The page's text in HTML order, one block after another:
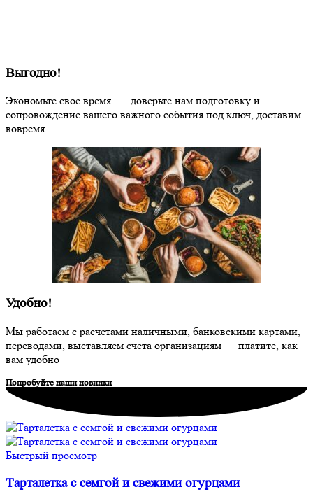
Выгодно!
Экономьте свое время — доверьте нам подготовку и
сопровождение вашего важного события под ключ, доставим
вовремя
Удобно!
Мы работаем с расчетами наличными, банковскими картами,
переводами, выставляем счета организациям — платите, как
вам удобно
Попробуйте наши новинки
Быстрый просмотр
Тарталетка с семгой и свежими огурцами